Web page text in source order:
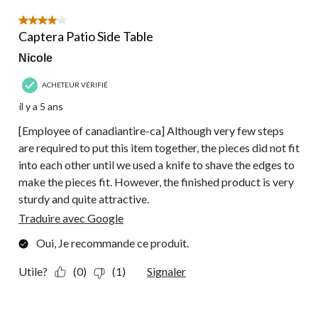
4 étoile(s) sur 5.
Captera Patio Side Table
Nicole
ACHETEUR VÉRIFIÉ
il y a 5 ans
[Employee of canadiantire-ca] Although very few steps
are required to put this item together, the pieces did not fit
into each other until we used a knife to shave the edges to
make the pieces fit. However, the finished product is very
sturdy and quite attractive.
Traduire avec Google
Oui, Je recommande ce produit.
Utile? (0) (1) Signaler